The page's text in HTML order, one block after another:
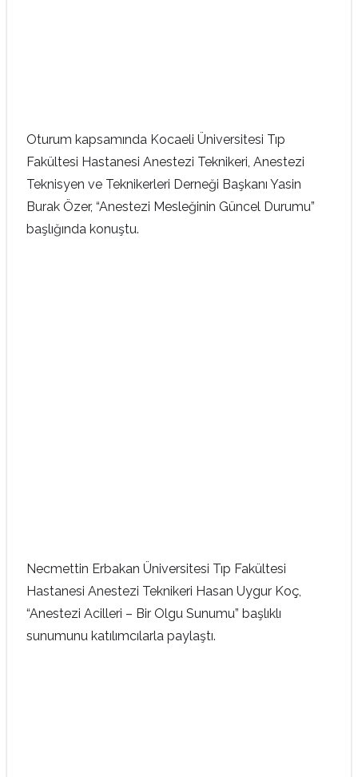
Oturum kapsamında Kocaeli Üniversitesi Tıp
Fakültesi Hastanesi Anestezi Teknikeri, Anestezi
Teknisyen ve Teknikerleri Derneği Başkanı Yasin
Burak Özer, “Anestezi Mesleğinin Güncel Durumu”
başlığında konuştu.
Necmettin Erbakan Üniversitesi Tıp Fakültesi
Hastanesi Anestezi Teknikeri Hasan Uygur Koç,
“Anestezi Acilleri – Bir Olgu Sunumu” başlıklı
sunumunu katılımcılarla paylaştı.